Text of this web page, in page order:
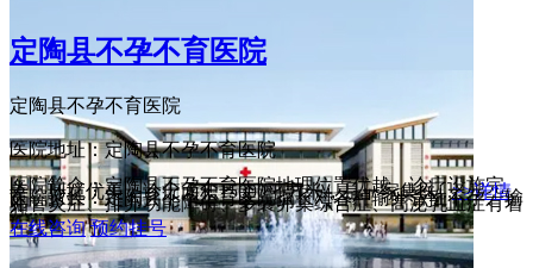
定陶县不孕不育医院
定陶县不孕不育医院
医院地址：定陶县不孕不育医院
医院简介：定陶县不孕不育医院地理位置优越、诊疗设施完
善、环境优美，诊疗面积15000平方米，是一家集医...>>详情
医院擅长：定陶县不孕不育医院擅长对各种输卵管性不孕、输
卵管炎症、排卵功能障碍、多囊卵巢综合症、高泌乳血症有着
独...
在线咨询 预约挂号